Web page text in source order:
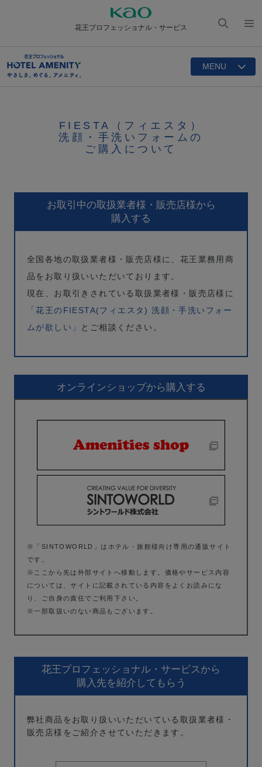
花王プロフェッショナル・サービス
ュー
を開
く
MENU
FIESTA（フィエスタ）
洗顔・手洗いフォームの
ご購入について
お取引中の取扱業者様・販売店様から
購入する
全国各地の取扱業者様・販売店様に、花王業務用商
品をお取り扱いいただいております。
現在、お取引きされている取扱業者様・販売店様に
「花王のFIESTA(フィエスタ) 洗顔・手洗いフォー
ムが欲しい」 とご相談ください。
オンラインショップから購入する
※「SINTOWORLD」はホテル・旅館様向け専用の通販サイト
です。
※ここから先は外部サイトへ移動します。価格やサービス内容
については、サイトに記載されている内容をよくお読みにな
り、ご自身の責任でご利用下さい。
※一部取扱いのない商品もございます。
花王プロフェッショナル・サービスから
購入先を紹介してもらう
弊社商品をお取り扱いいただいている取扱業者様・
販売店様をご紹介させていただきます。